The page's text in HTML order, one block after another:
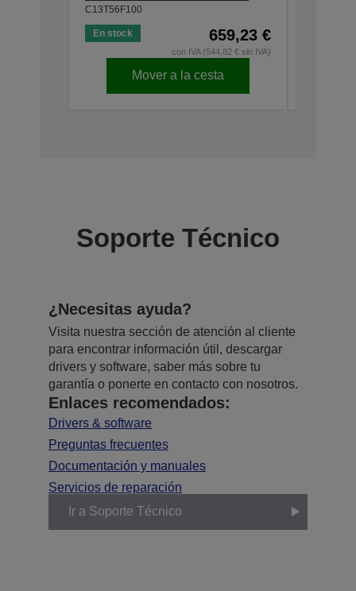
C13T56F100
En stock 659,23 €
con IVA (544,82 € sin IVA)
Mover a la cesta
Soporte Técnico
¿Necesitas ayuda?
Visita nuestra sección de atención al cliente
para encontrar información útil, descargar
drivers y software, saber más sobre tu
garantía o ponerte en contacto con nosotros.
Enlaces recomendados:
Drivers & software
Preguntas frecuentes
Documentación y manuales
Servicios de reparación
Ir a Soporte Técnico